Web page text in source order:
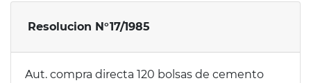
Resolucion N°17/1985
Aut. compra directa 120 bolsas de cemento